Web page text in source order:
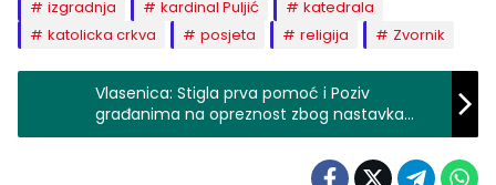
izgradnja
kardinal Puljić
katedrala
katolicka crkva
posjeta religija Zvornik
Vlasenica: Stigla prva pomoć i Poziv
građanima na opreznost zbog nastavka
vanrednog stanja i novih olujnih vjetrova